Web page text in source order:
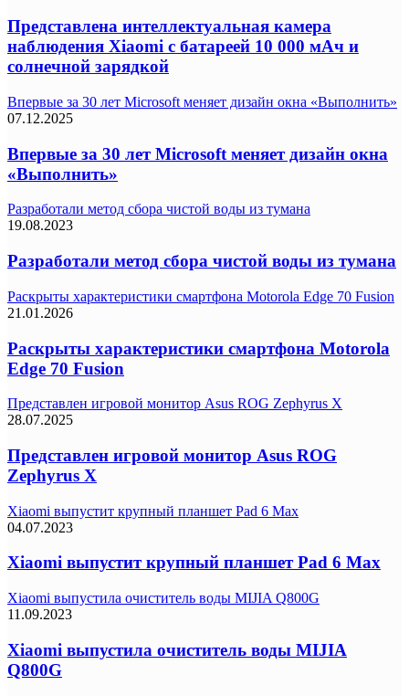
Представлена интеллектуальная камера
наблюдения Xiaomi с батареей 10 000 мАч и
солнечной зарядкой
Впервые за 30 лет Microsoft меняет дизайн окна «Выполнить»
07.12.2025
Впервые за 30 лет Microsoft меняет дизайн окна
«Выполнить»
Разработали метод сбора чистой воды из тумана
19.08.2023
Разработали метод сбора чистой воды из тумана
Раскрыты характеристики смартфона Motorola Edge 70 Fusion
21.01.2026
Раскрыты характеристики смартфона Motorola
Edge 70 Fusion
Представлен игровой монитор Asus ROG Zephyrus X
28.07.2025
Представлен игровой монитор Asus ROG
Zephyrus X
Xiaomi выпустит крупный планшет Pad 6 Max
04.07.2023
Xiaomi выпустит крупный планшет Pad 6 Max
Xiaomi выпустила очиститель воды MIJIA Q800G
11.09.2023
Xiaomi выпустила очиститель воды MIJIA
Q800G